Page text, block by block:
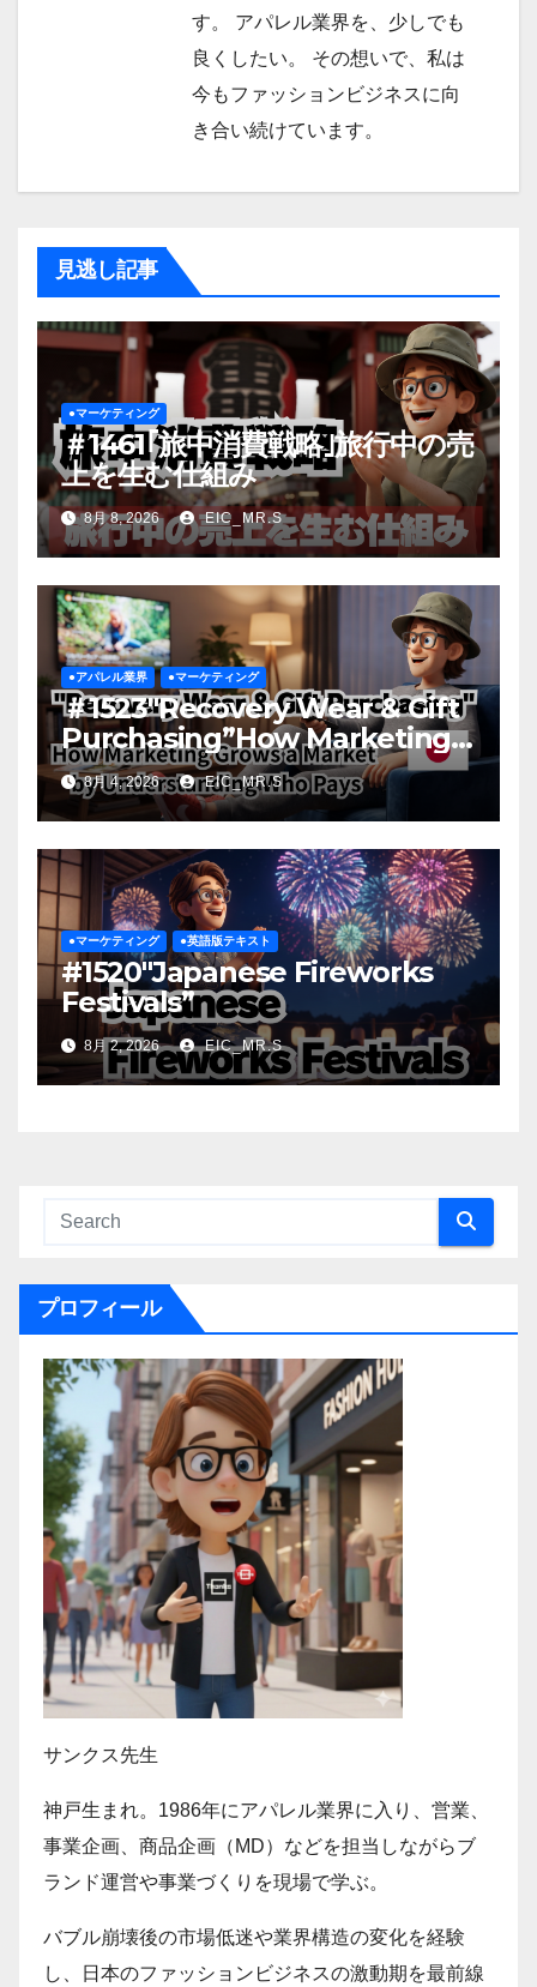
す。 アパレル業界を、少しでも
良くしたい。 その想いで、私は
今もファッションビジネスに向
き合い続けています。
見逃し記事
●マーケティング
＃1461｢旅中消費戦略｣旅行中の売
上を生む仕組み
8月 8, 2026 EIC_MR.S
●アパレル業界 ●マーケティング
＃1523″Recovery Wear & Gift
Purchasing”How Marketing
Grows a Market by
Understanding Who Pays
8月 4, 2026 EIC_MR.S
●マーケティング ●英語版テキスト
#1520″Japanese Fireworks
Festivals”
8月 2, 2026 EIC_MR.S
プロフィール
サンクス先生
神戸生まれ。1986年にアパレル業界に入り、営業、
事業企画、商品企画（MD）などを担当しながらブ
ランド運営や事業づくりを現場で学ぶ。
バブル崩壊後の市場低迷や業界構造の変化を経験
し、日本のファッションビジネスの激動期を最前線